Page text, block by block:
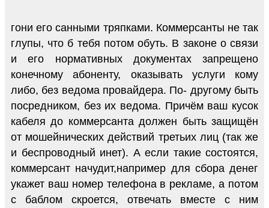
гони его санными тряпками. Коммерсанты не так
глупы, что б тебя потом обуть. В законе о связи
и его нормативных документах запрещено
конечному абоненту, оказывать услуги кому
либо, без ведома провайдера. По- другому быть
посредником, без их ведома. Причём ваш кусок
кабеля до коммерсанта должен быть защищён
от мошейнических действий третьих лиц (так же
и беспроводный инет). А если такие состоятся,
коммерсант начудит,например для сбора денег
укажет ваш номер телефона в рекламе, а потом
с баблом скроется, отвечать вместе с ним